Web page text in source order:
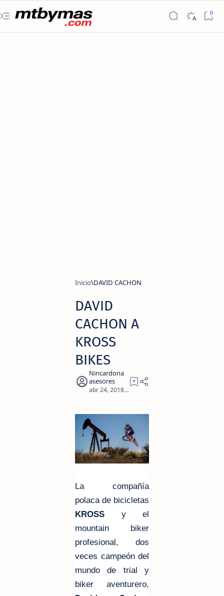
Inicio DAVID CACHON
DAVID
CACHON A
KROSS
BIKES
La compañía
polaca de bicicletas
KROSS y el
mountain biker
profesional, dos
veces campeón del
mundo de trial y
biker aventurero,